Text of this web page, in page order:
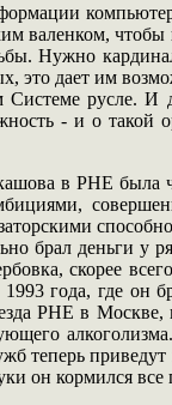
валенком, чтобы
Нужно
это дает им
Системе русле. И
- и о такой
в РНЕ была
брал деньги у
скорее
года, где он
РНЕ в
теперь
он кормился